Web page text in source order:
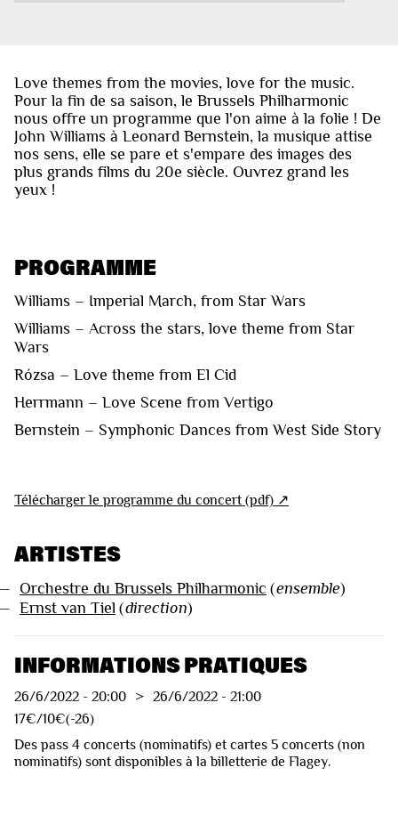
Love themes from the movies, love for the music.
Pour la fin de sa saison, le Brussels Philharmonic
nous offre un programme que l'on aime à la folie ! De
John Williams à Leonard Bernstein, la musique attise
nos sens, elle se pare et s'empare des images des
plus grands films du 20e siècle. Ouvrez grand les
yeux !
PROGRAMME
Williams – Imperial March, from Star Wars
Williams – Across the stars, love theme from Star
Wars
Rózsa – Love theme from El Cid
Herrmann – Love Scene from Vertigo
Bernstein – Symphonic Dances from West Side Story
Télécharger le programme du concert (pdf) ↗︎
ARTISTES
Orchestre du Brussels Philharmonic (ensemble)
Ernst van Tiel (direction)
INFORMATIONS PRATIQUES
26/6/2022 - 20:00 > 26/6/2022 - 21:00
17€/10€(-26)
Des pass 4 concerts (nominatifs) et cartes 5 concerts (non
nominatifs) sont disponibles à la billetterie de Flagey.